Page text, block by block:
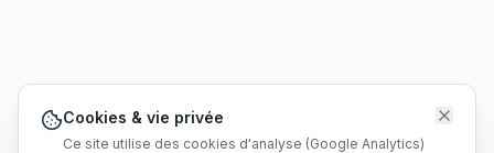
Cookies & vie privée
Ce site utilise des cookies d'analyse (Google Analytics)